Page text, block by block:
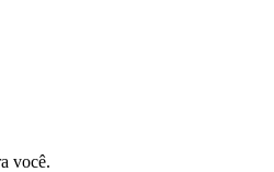
você.